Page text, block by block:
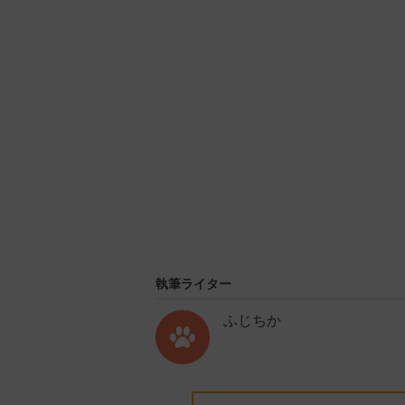
執筆ライター
ふじちか